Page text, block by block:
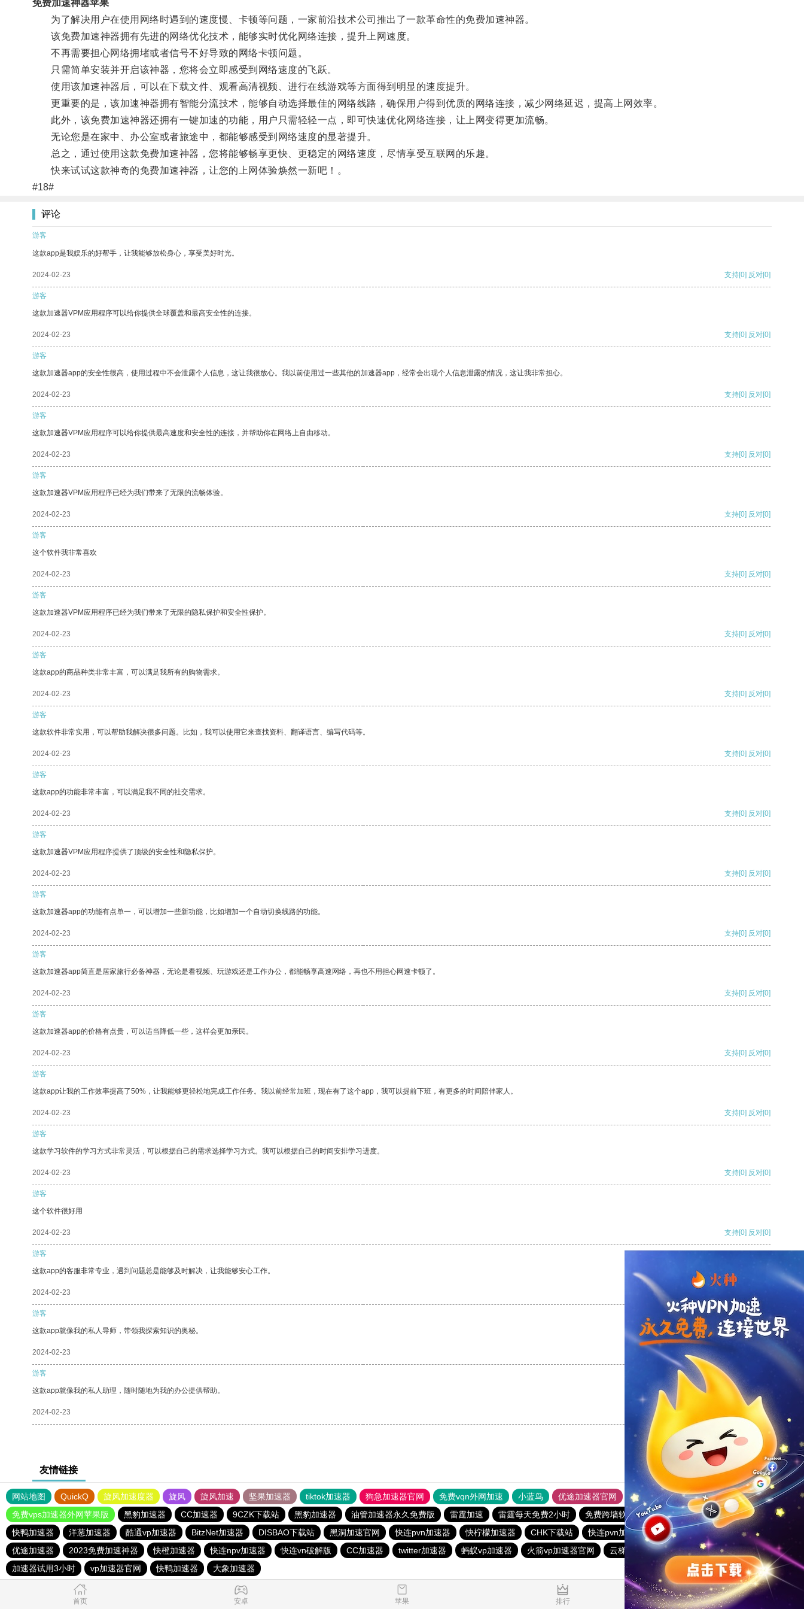
免费加速神器苹果
为了解决用户在使用网络时遇到的速度慢、卡顿等问题，一家前沿技术公司推出了一款革命性的免费加速神器。
该免费加速神器拥有先进的网络优化技术，能够实时优化网络连接，提升上网速度。
不再需要担心网络拥堵或者信号不好导致的网络卡顿问题。
只需简单安装并开启该神器，您将会立即感受到网络速度的飞跃。
使用该加速神器后，可以在下载文件、观看高清视频、进行在线游戏等方面得到明显的速度提升。
更重要的是，该加速神器拥有智能分流技术，能够自动选择最佳的网络线路，确保用户得到优质的网络连接，减少网络延迟，提高上网效率。
此外，该免费加速神器还拥有一键加速的功能，用户只需轻轻一点，即可快速优化网络连接，让上网变得更加流畅。
无论您是在家中、办公室或者旅途中，都能够感受到网络速度的显著提升。
总之，通过使用这款免费加速神器，您将能够畅享更快、更稳定的网络速度，尽情享受互联网的乐趣。
快来试试这款神奇的免费加速神器，让您的上网体验焕然一新吧！。
#18#
评论
游客
这款app是我娱乐的好帮手，让我能够放松身心，享受美好时光。
2024-02-23 支持[0] 反对[0]
游客
这款加速器VPM应用程序可以给你提供全球覆盖和最高安全性的连接。
2024-02-23 支持[0] 反对[0]
游客
这款加速器app的安全性很高，使用过程中不会泄露个人信息，这让我很放心。我以前使用过一些其他的加速器app，经常会出现个人信息泄露的情况，这让我非常担心。
2024-02-23 支持[0] 反对[0]
游客
这款加速器VPM应用程序可以给你提供最高速度和安全性的连接，并帮助你在网络上自由移动。
2024-02-23 支持[0] 反对[0]
游客
这款加速器VPM应用程序已经为我们带来了无限的流畅体验。
2024-02-23 支持[0] 反对[0]
游客
这个软件我非常喜欢
2024-02-23 支持[0] 反对[0]
游客
这款加速器VPM应用程序已经为我们带来了无限的隐私保护和安全性保护。
2024-02-23 支持[0] 反对[0]
游客
这款app的商品种类非常丰富，可以满足我所有的购物需求。
2024-02-23 支持[0] 反对[0]
游客
这款软件非常实用，可以帮助我解决很多问题。比如，我可以使用它来查找资料、翻译语言、编写代码等。
2024-02-23 支持[0] 反对[0]
游客
这款app的功能非常丰富，可以满足我不同的社交需求。
2024-02-23 支持[0] 反对[0]
游客
这款加速器VPM应用程序提供了顶级的安全性和隐私保护。
2024-02-23 支持[0] 反对[0]
游客
这款加速器app的功能有点单一，可以增加一些新功能，比如增加一个自动切换线路的功能。
2024-02-23 支持[0] 反对[0]
游客
这款加速器app简直是居家旅行必备神器，无论是看视频、玩游戏还是工作办公，都能畅享高速网络，再也不用担心网速卡顿了。
2024-02-23 支持[0] 反对[0]
游客
这款加速器app的价格有点贵，可以适当降低一些，这样会更加亲民。
2024-02-23 支持[0] 反对[0]
游客
这款app让我的工作效率提高了50%，让我能够更轻松地完成工作任务。我以前经常加班，现在有了这个app，我可以提前下班，有更多的时间陪伴家人。
2024-02-23 支持[0] 反对[0]
游客
这款学习软件的学习方式非常灵活，可以根据自己的需求选择学习方式。我可以根据自己的时间安排学习进度。
2024-02-23 支持[0] 反对[0]
游客
这个软件很好用
2024-02-23 支持[0] 反对[0]
游客
这款app的客服非常专业，遇到问题总是能够及时解决，让我能够安心工作。
2024-02-23
游客
这款app就像我的私人导师，带领我探索知识的奥秘。
2024-02-23 反对
游客
这款app就像我的私人助理，随时随地为我的办公提供帮助。
2024-02-23 反对[0]
友情链接
网站地图 QuickQ 旋风加速度器 旋风 旋风加速 坚果加速器 tiktok加速器 狗急加速器官网 免费vqn外网加速 小蓝鸟 优途加速器官网 风驰加速器 旋风加速器
八戒看书
免费vps加速器外网苹果版
黑豹加速器 CC加速器 9CZK下载站 黑豹加速器 油管加速器永久免费版 雷霆加速 雷霆每天免费2小时 免费跨墙软件 旋风nvp加速器
黑洞官方加速器
快鸭加速器
洋葱加速器 酷通vp加速器 BitzNet加速器 DISBAO下载站 黑洞加速官网 快连pvn加速器 快柠檬加速器 CHK下载站 快连pvn加速器 ios加速器
夏时加速器
优途加速器
2023免费加速神器 快橙加速器 快连npv加速器 快连vn破解版 CC加速器 twitter加速器 蚂蚁vp加速器 火箭vp加速器官网 云梯加速器
快连vn破解版
加速器试用3小时
vp加速器官网 快鸭加速器 大象加速器
首页 安卓 苹果 排行 推荐